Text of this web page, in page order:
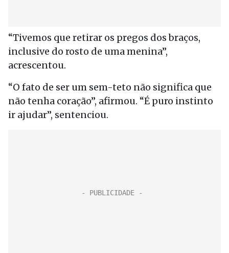
“Tivemos que retirar os pregos dos braços,
inclusive do rosto de uma menina”,
acrescentou.
“O fato de ser um sem-teto não significa que
não tenha coração”, afirmou. “É puro instinto
ir ajudar”, sentenciou.